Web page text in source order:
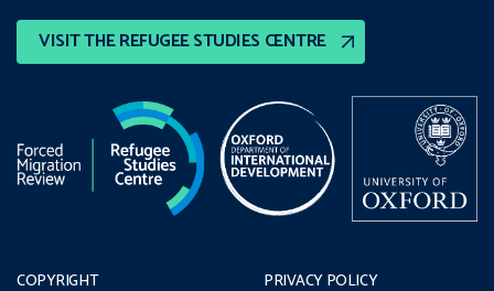
VISIT THE REFUGEE STUDIES CENTRE
COPYRIGHT PRIVACY POLICY